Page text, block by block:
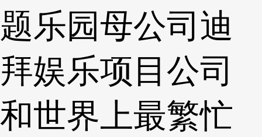
题乐园母公司迪
拜娱乐项目公司
和世界上最繁忙